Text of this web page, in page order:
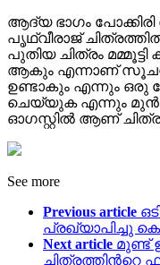
ആദ്യ ഭാഗം
പൃഥ്വീരാജ്
പുതിയ ചിത്രം മമ്മൂട്ടി
ആകും എന്നാണ് സൂചന.
ഉണ്ടാകും എന്നും ഒരു
ചെയ്യുക എന്നും
ഓഗസ്റ്റില്‍ ആണ്
See more
Previous article
പ്രഖ്യാപിച്ചു
Next article മുണ്ട്
ചിത്രത്തിന്‍റെ